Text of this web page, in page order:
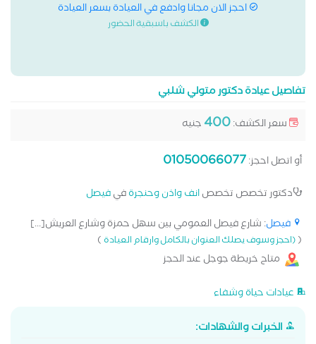
احجز الان مجانا وادفع في العيادة بسعر العيادة
الكشف باسبقية الحضور
تفاصيل عيادة دكتور متولي شلبي
سعر الكشف:400 جنيه
أو اتصل احجز:01050066077
دكتور تخصص تخصصانف واذن وحنجرةفيفيصل
فيصل: شارع فيصل العمومي بين سهل حمزة وشارع العريش[...]
((احجز وسوف يصلك العنوان بالكامل وارقام العيادة)
متاح خريطة جوجل عند الحجز
عيادات حياة وشفاء
الخبرات والشهادات: